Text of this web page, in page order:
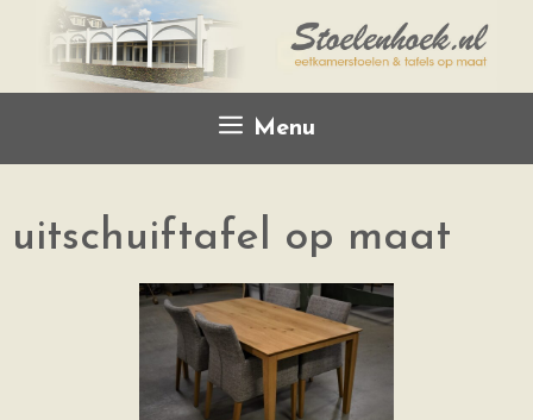
Menu
uitschuiftafel op maat